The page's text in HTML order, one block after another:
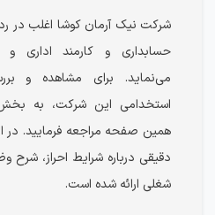
شرکت نیک آرمان کوشا اغلب در
حسابداری و کارمند اداری
می‌نماید. برای مشاهده و
استخدامی این شرکت، به
همین صفحه مراجعه فرمایید.
دقیقی درباره شرایط احراز،
شغلی ارائه شده است.